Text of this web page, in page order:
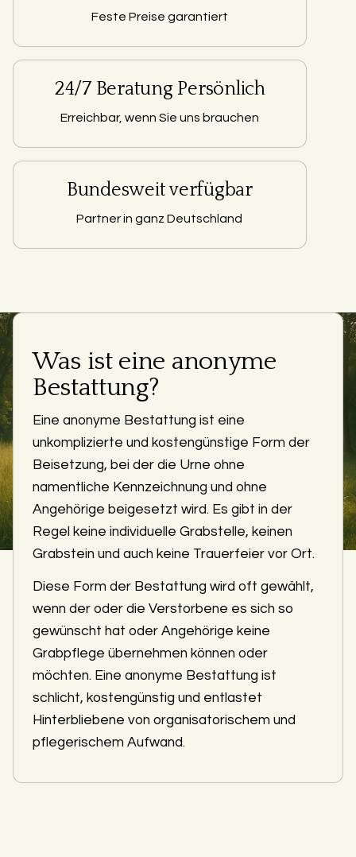
Feste Preise garantiert
24/7 Beratung Persönlich
Erreichbar, wenn Sie uns brauchen
Bundesweit verfügbar
Partner in ganz Deutschland
Was ist eine anonyme
Bestattung?
Eine anonyme Bestattung ist eine
unkomplizierte und kostengünstige Form der
Beisetzung, bei der die Urne ohne
namentliche Kennzeichnung und ohne
Angehörige beigesetzt wird. Es gibt in der
Regel keine individuelle Grabstelle, keinen
Grabstein und auch keine Trauerfeier vor Ort.
Diese Form der Bestattung wird oft gewählt,
wenn der oder die Verstorbene es sich so
gewünscht hat oder Angehörige keine
Grabpflege übernehmen können oder
möchten. Eine anonyme Bestattung ist
schlicht, kostengünstig und entlastet
Hinterbliebene von organisatorischem und
pflegerischem Aufwand.